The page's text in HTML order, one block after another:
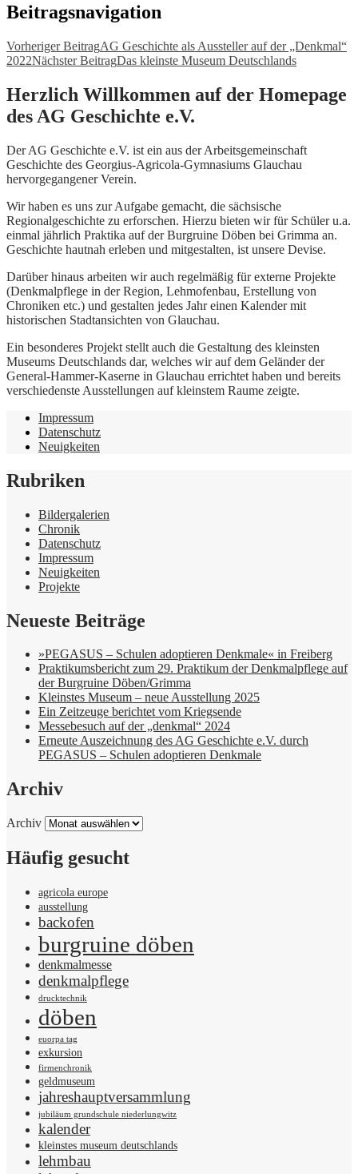
Beitragsnavigation
Vorheriger BeitragAG Geschichte als Aussteller auf der „Denkmal“
2022Nächster BeitragDas kleinste Museum Deutschlands
Herzlich Willkommen auf der Homepage
des AG Geschichte e.V.
Der AG Geschichte e.V. ist ein aus der Arbeitsgemeinschaft
Geschichte des Georgius-Agricola-Gymnasiums Glauchau
hervorgegangener Verein.
Wir haben es uns zur Aufgabe gemacht, die sächsische
Regionalgeschichte zu erforschen. Hierzu bieten wir für Schüler u.a.
einmal jährlich Praktika auf der Burgruine Döben bei Grimma an.
Geschichte hautnah erleben und mitgestalten, ist unsere Devise.
Darüber hinaus arbeiten wir auch regelmäßig für externe Projekte
(Denkmalpflege in der Region, Lehmofenbau, Erstellung von
Chroniken etc.) und gestalten jedes Jahr einen Kalender mit
historischen Stadtansichten von Glauchau.
Ein besonderes Projekt stellt auch die Gestaltung des kleinsten
Museums Deutschlands dar, welches wir auf dem Geländer der
General-Hammer-Kaserne in Glauchau errichtet haben und bereits
verschiedenste Ausstellungen auf kleinstem Raume zeigte.
Impressum
Datenschutz
Neuigkeiten
Rubriken
Bildergalerien
Chronik
Datenschutz
Impressum
Neuigkeiten
Projekte
Neueste Beiträge
»PEGASUS – Schulen adoptieren Denkmale« in Freiberg
Praktikumsbericht zum 29. Praktikum der Denkmalpflege auf
der Burgruine Döben/Grimma
Kleinstes Museum – neue Ausstellung 2025
Ein Zeitzeuge berichtet vom Kriegsende
Messebesuch auf der „denkmal“ 2024
Erneute Auszeichnung des AG Geschichte e.V. durch
PEGASUS – Schulen adoptieren Denkmale
Archiv
Archiv
Häufig gesucht
agricola europe
ausstellung
backofen
burgruine döben
denkmalmesse
denkmalpflege
drucktechnik
döben
euorpa tag
exkursion
firmenchronik
geldmuseum
jahreshauptversammlung
jubiläum grundschule niederlungwitz
kalender
kleinstes museum deutschlands
lehmbau